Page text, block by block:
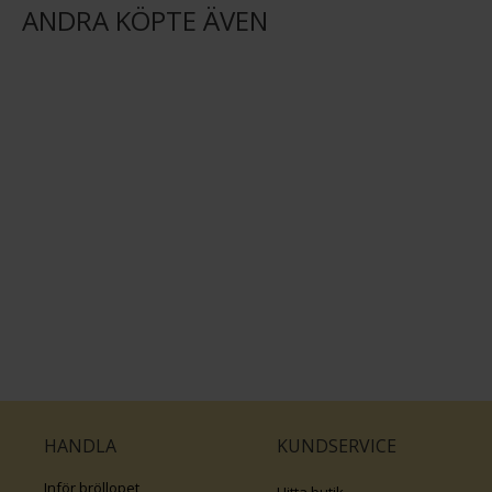
ANDRA KÖPTE ÄVEN
HANDLA
Inför bröllopet
KUNDSERVICE